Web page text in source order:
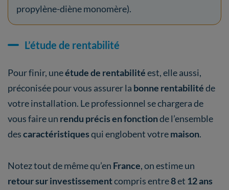
propylène-diène monomère).
L’étude de rentabilité
Pour finir, uneétude de rentabilitéest, elle aussi,
préconisée pour vous assurer la bonne rentabilitéde
votre installation. Le professionnel se chargera de
vous faire un rendu précis en fonctionde l’ensemble
descaractéristiquesqui englobent votremaison.
Notez tout de même qu’en France, on estime un
retour sur investissementcompris entre8et 12 ans